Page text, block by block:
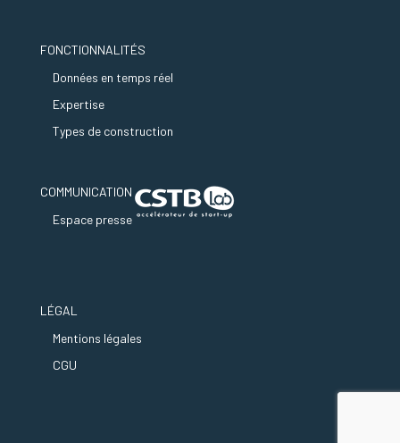
FONCTIONNALITÉS
Données en temps réel
Expertise
Types de construction
COMMUNICATION
Espace presse
LÉGAL
Mentions légales
CGU